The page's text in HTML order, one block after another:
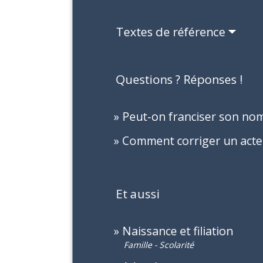
Textes de référence
Questions ? Réponses !
Peut-on franciser son
Comment corriger un
Et aussi
Naissance et filiation
Famille - Scolarité